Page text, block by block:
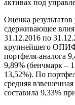
активах под
Оценка
сдерживающее
31.12.2016 по
крупнейшего
портфеля-аналога
9,89% (бенчмарк –
13,52%). По
средняя
составила 9,33%